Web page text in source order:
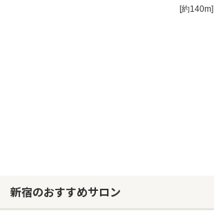
[約140m]
新宿のおすすめサロン